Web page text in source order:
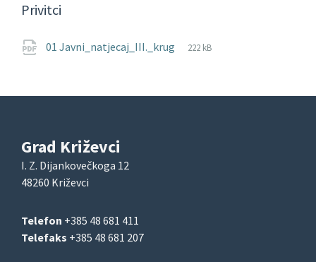
Privitci
01 Javni_natjecaj_III._krug
File
pdf
File
222 kB
Grad Križevci
I. Z. Dijankovečkoga 12
48260 Križevci
Telefon +385 48 681 411
Telefaks +385 48 681 207